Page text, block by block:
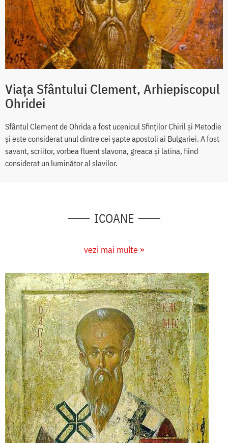
Viața Sfântului Clement, Arhiepiscopul
Ohridei
Sfântul Clement de Ohrida a fost ucenicul Sfinților Chiril și Metodie
și este considerat unul dintre cei șapte apostoli ai Bulgariei. A fost
savant, scriitor, vorbea fluent slavona, greaca și latina, fiind
considerat un luminător al slavilor.
ICOANE
vezi mai multe »